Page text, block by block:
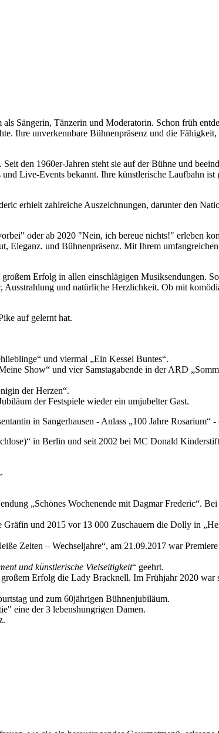
Sängerin, Tänzerin und Moderatorin. Schon früh
Ihre unverkennbare Bühnenpräsenz und die
den 1960er-Jahren steht sie auf der Bühne und
Live-Events bekannt. Ihre künstlerische Laufbahn ist
erhielt zahlreiche Auszeichnungen, darunter den
oder ab 2020 "Nein, ich bereue nichts!" erleben
und Bühnenpräsenz. Mit Ihrem
Erfolg in allen einschlägigen Musiksendungen.
und natürliche Herzlichkeit. Ob mit
auf gelernt hat.
und viermal „Ein Kessel Buntes“.
Show“ und vier Samstagabende in der ARD
der Herzen“.
der Festspiele wieder ein umjubelter Gast.
in Sangerhausen - Anlass „100 Jahre Rosarium“
in Berlin und seit 2002 bei MC Donald
„Schönes Wochenende mit Dagmar Frederic“.
und 2015 vor 13 000 Zuschauern die Dolly in
Zeiten – Wechseljahre“, am 21.09.2017 war
und künstlerische Vielseitigkeit“ geehrt.
Erfolg die Lady Bracknell. Im Frühjahr 2020 war
und zum 60jährigen Bühnenjubiläum.
eine der 3 lebenshungrigen Damen.